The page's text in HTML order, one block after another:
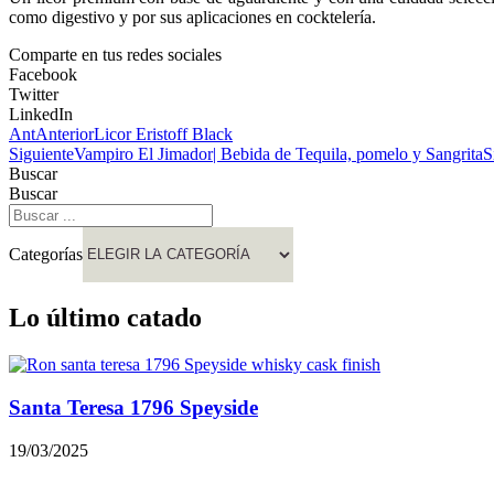
como digestivo y por sus aplicaciones en cocktelería.
Comparte en tus redes sociales
Facebook
Twitter
LinkedIn
AntAnteriorLicor Eristoff Black
SiguienteVampiro El Jimador| Bebida de Tequila, pomelo y Sangrita
Buscar
Buscar
Categorías
Lo último catado
Santa Teresa 1796 Speyside
19/03/2025